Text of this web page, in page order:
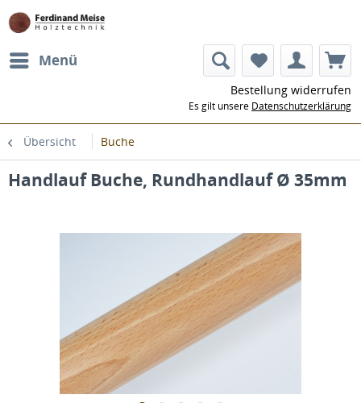
Menü
Bestellung widerrufen
Es gilt unsere Datenschutzerklärung
Übersicht Buche
Handlauf Buche, Rundhandlauf Ø 35mm